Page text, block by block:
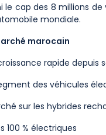
le cap des 8 millions
mondiale.
marocain
rapide depuis
des véhicules
sur les hybrides
100 % électriques